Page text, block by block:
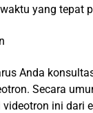
yang tepat
Anda
Secara
ini dari